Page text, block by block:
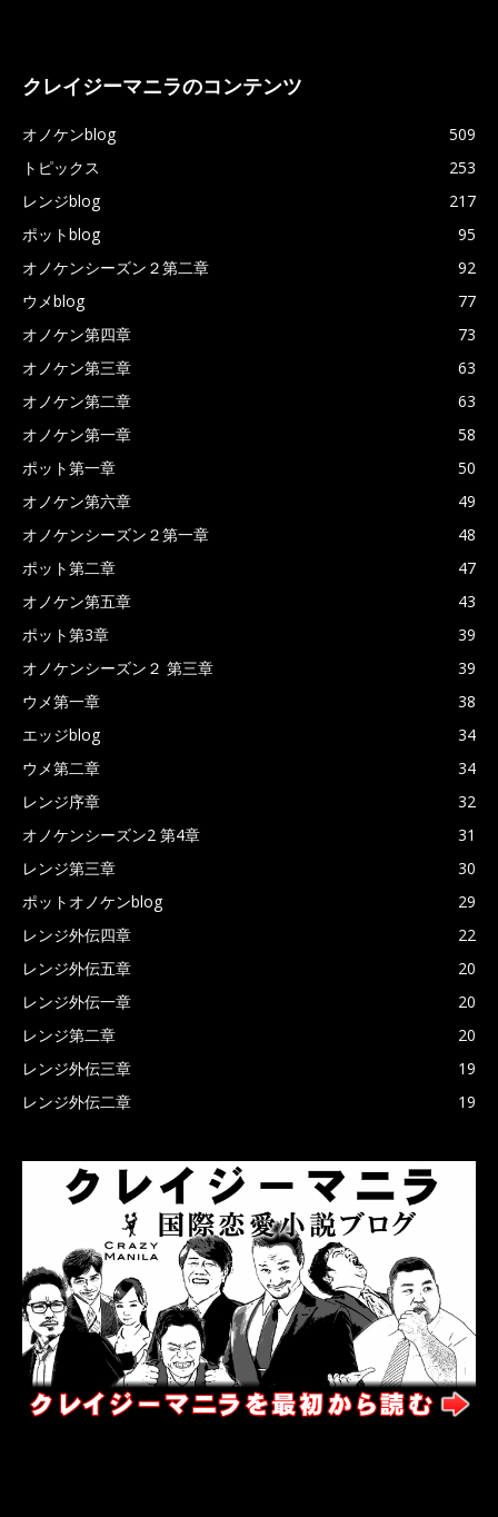
クレイジーマニラのコンテンツ
オノケンblog
509
トピックス
253
レンジblog
217
ポットblog
95
オノケンシーズン２第二章
92
ウメblog
77
オノケン第四章
73
オノケン第三章
63
オノケン第二章
63
オノケン第一章
58
ポット第一章
50
オノケン第六章
49
オノケンシーズン２第一章
48
ポット第二章
47
オノケン第五章
43
ポット第3章
39
オノケンシーズン２ 第三章
39
ウメ第一章
38
エッジblog
34
ウメ第二章
34
レンジ序章
32
オノケンシーズン2 第4章
31
レンジ第三章
30
ポットオノケンblog
29
レンジ外伝四章
22
レンジ外伝五章
20
レンジ外伝一章
20
レンジ第二章
20
レンジ外伝三章
19
レンジ外伝二章
19